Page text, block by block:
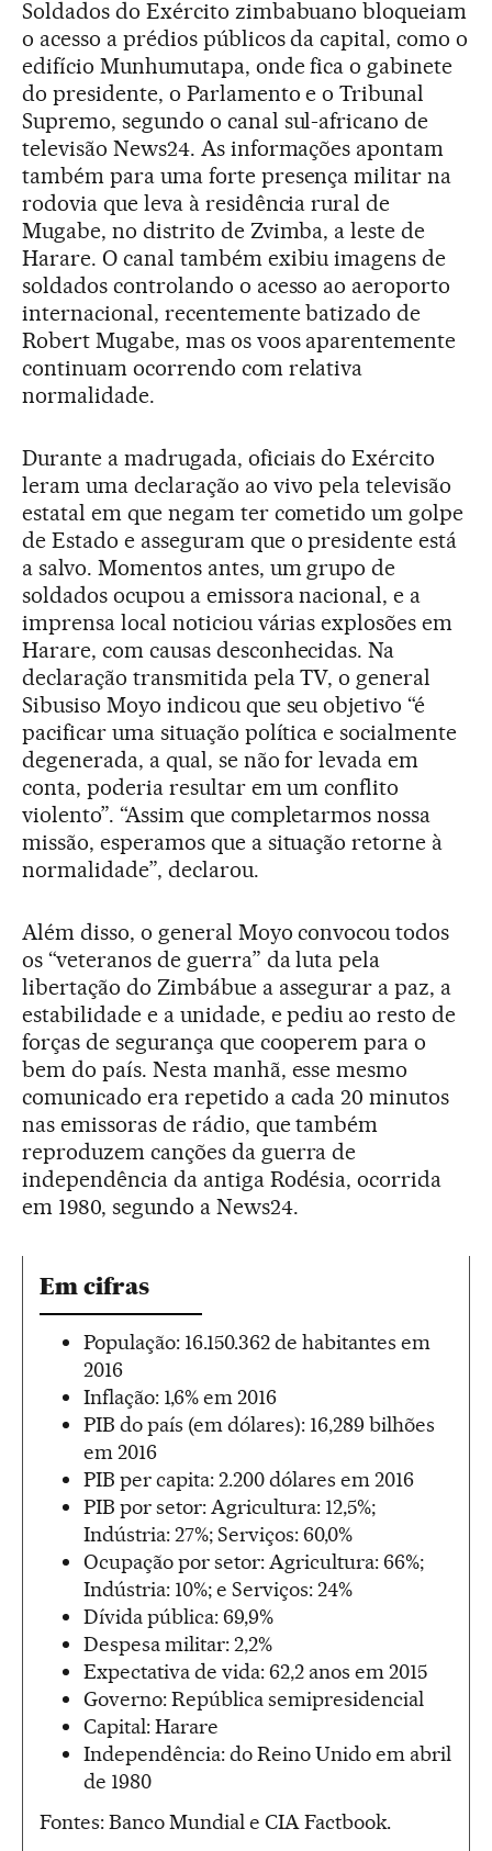
Soldados do Exército zimbabuano bloqueiam
o acesso a prédios públicos da capital, como o
edifício Munhumutapa, onde fica o gabinete
do presidente, o Parlamento e o Tribunal
Supremo, segundo o canal sul-africano de
televisão News24. As informações apontam
também para uma forte presença militar na
rodovia que leva à residência rural de
Mugabe, no distrito de Zvimba, a leste de
Harare. O canal também exibiu imagens de
soldados controlando o acesso ao aeroporto
internacional, recentemente batizado de
Robert Mugabe, mas os voos aparentemente
continuam ocorrendo com relativa
normalidade.
Durante a madrugada, oficiais do Exército
leram uma declaração ao vivo pela televisão
estatal em que negam ter cometido um golpe
de Estado e asseguram que o presidente está
a salvo. Momentos antes, um grupo de
soldados ocupou a emissora nacional, e a
imprensa local noticiou várias explosões em
Harare, com causas desconhecidas. Na
declaração transmitida pela TV, o general
Sibusiso Moyo indicou que seu objetivo “é
pacificar uma situação política e socialmente
degenerada, a qual, se não for levada em
conta, poderia resultar em um conflito
violento”. “Assim que completarmos nossa
missão, esperamos que a situação retorne à
normalidade”, declarou.
Além disso, o general Moyo convocou todos
os “veteranos de guerra” da luta pela
libertação do Zimbábue a assegurar a paz, a
estabilidade e a unidade, e pediu ao resto de
forças de segurança que cooperem para o
bem do país. Nesta manhã, esse mesmo
comunicado era repetido a cada 20 minutos
nas emissoras de rádio, que também
reproduzem canções da guerra de
independência da antiga Rodésia, ocorrida
em 1980, segundo a News24.
Em cifras
População: 16.150.362 de habitantes em
2016
Inflação: 1,6% em 2016
PIB do país (em dólares): 16,289 bilhões
em 2016
PIB per capita: 2.200 dólares em 2016
PIB por setor: Agricultura: 12,5%;
Indústria: 27%; Serviços: 60,0%
Ocupação por setor: Agricultura: 66%;
Indústria: 10%; e Serviços: 24%
Dívida pública: 69,9%
Despesa militar: 2,2%
Expectativa de vida: 62,2 anos em 2015
Governo: República semipresidencial
Capital: Harare
Independência: do Reino Unido em abril
de 1980
Fontes: Banco Mundial e CIA Factbook.